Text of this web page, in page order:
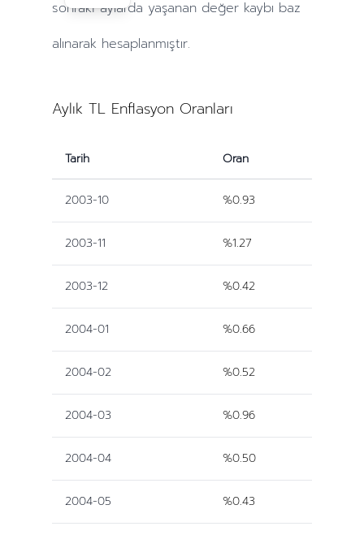
sonraki aylarda yaşanan değer kaybı baz
alınarak hesaplanmıştır.
Aylık TL Enflasyon Oranları
Tarih Oran
2003-10 %0.93
2003-11 %1.27
2003-12 %0.42
2004-01 %0.66
2004-02 %0.52
2004-03 %0.96
2004-04 %0.50
2004-05 %0.43